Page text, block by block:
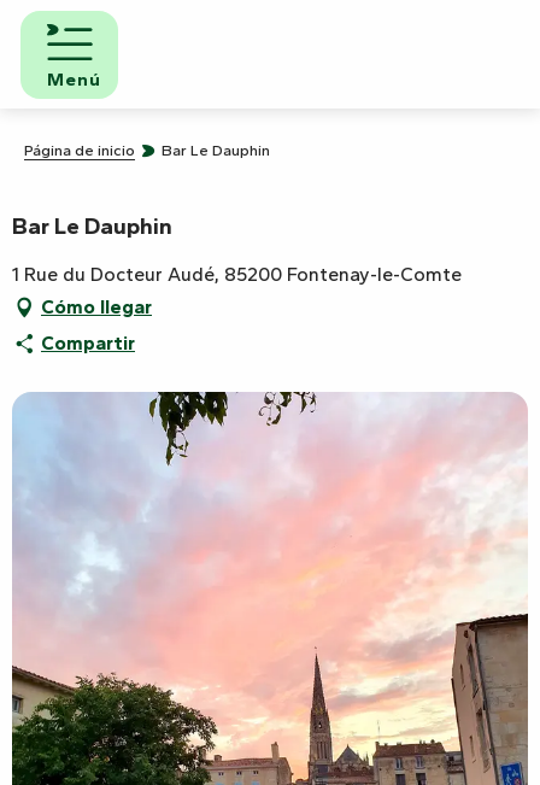
Aller
contenu
principal
Menú
Página de inicio Bar Le Dauphin
Bar Le Dauphin
1 Rue du Docteur Audé, 85200 Fontenay-le-Comte
Cómo llegar
Compartir